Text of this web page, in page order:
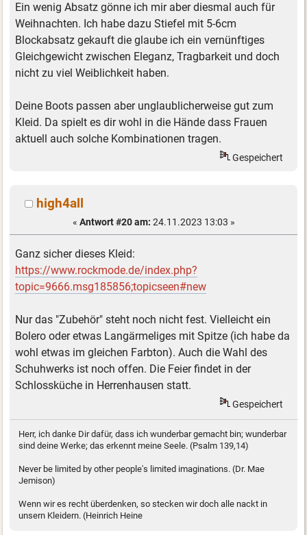
Ein wenig Absatz gönne ich mir aber diesmal auch für
Weihnachten. Ich habe dazu Stiefel mit 5-6cm
Blockabsatz gekauft die glaube ich ein vernünftiges
Gleichgewicht zwischen Eleganz, Tragbarkeit und doch
nicht zu viel Weiblichkeit haben.
Deine Boots passen aber unglaublicherweise gut zum
Kleid. Da spielt es dir wohl in die Hände dass Frauen
aktuell auch solche Kombinationen tragen.
Gespeichert
high4all
« Antwort #20 am: 24.11.2023 13:03 »
Ganz sicher dieses Kleid:
https://www.rockmode.de/index.php?
topic=9666.msg185856;topicseen#new
Nur das "Zubehör" steht noch nicht fest. Vielleicht ein
Bolero oder etwas Langärmeliges mit Spitze (ich habe da
wohl etwas im gleichen Farbton). Auch die Wahl des
Schuhwerks ist noch offen. Die Feier findet in der
Schlossküche in Herrenhausen statt.
Gespeichert
Herr, ich danke Dir dafür, dass ich wunderbar gemacht bin; wunderbar
sind deine Werke; das erkennt meine Seele. (Psalm 139,14)
Never be limited by other people's limited imaginations. (Dr. Mae
Jemison)
Wenn wir es recht überdenken, so stecken wir doch alle nackt in
unsern Kleidern. (Heinrich Heine